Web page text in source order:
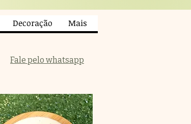
Decoração Mais
Fale pelo whatsapp